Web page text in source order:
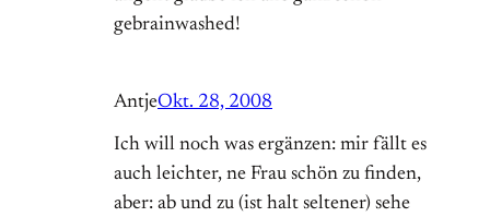
gebrainwashed!
AntjeOkt. 28, 2008
Ich will noch was ergänzen: mir fällt es
auch leichter, ne Frau schön zu finden,
aber: ab und zu (ist halt seltener) sehe